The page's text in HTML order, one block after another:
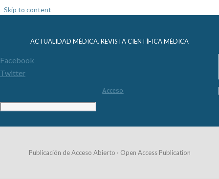
Skip to content
ACTUALIDAD MÉDICA. REVISTA CIENTÍFICA MÉDICA
Facebook
Twitter
Acceso
Publicación de Acceso Abierto · Open Access Publication